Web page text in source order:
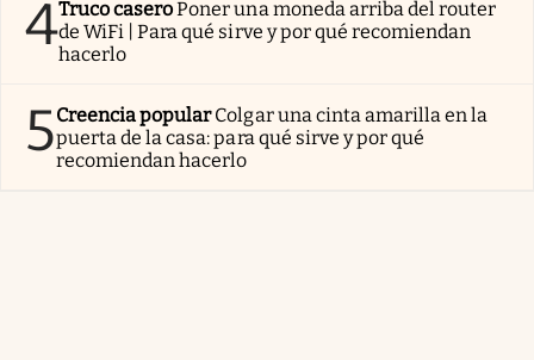
4Truco caseroPoner una moneda arriba del router
de WiFi | Para qué sirve y por qué recomiendan
hacerlo
5Creencia popularColgar una cinta amarilla en la
puerta de la casa: para qué sirve y por qué
recomiendan hacerlo